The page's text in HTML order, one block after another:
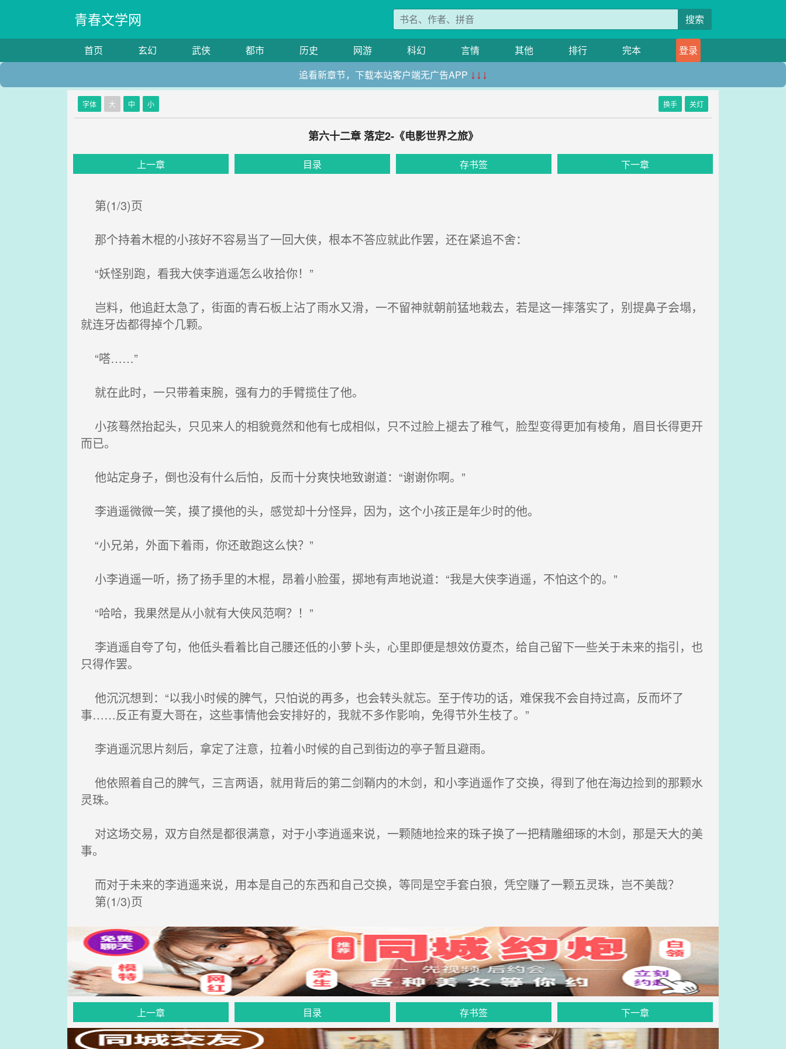
青春文学网 搜索
首页 玄幻 武侠 都市 历史 网游 科幻 言情 其他 排行 完本
登录
追看新章节，下载本站客户端无广告APP ↓↓↓
字体 大 中 小 换手 关灯
第六十二章 落定2-《电影世界之旅》
上一章 目录 存书签 下一章
第(1/3)页
那个持着木棍的小孩好不容易当了一回大侠，根本不答应就此作罢，还在紧追不舍：
“妖怪别跑，看我大侠李逍遥怎么收拾你！”
岂料，他追赶太急了，街面的青石板上沾了雨水又滑，一不留神就朝前猛地栽去，若是这一摔落实了，别提鼻子会塌，
就连牙齿都得掉个几颗。
“嗒……”
就在此时，一只带着束腕，强有力的手臂揽住了他。
小孩蓦然抬起头，只见来人的相貌竟然和他有七成相似，只不过脸上褪去了稚气，脸型变得更加有棱角，眉目长得更开
而已。
他站定身子，倒也没有什么后怕，反而十分爽快地致谢道：“谢谢你啊。”
李逍遥微微一笑，摸了摸他的头，感觉却十分怪异，因为，这个小孩正是年少时的他。
“小兄弟，外面下着雨，你还敢跑这么快？”
小李逍遥一听，扬了扬手里的木棍，昂着小脸蛋，掷地有声地说道：“我是大侠李逍遥，不怕这个的。”
“哈哈，我果然是从小就有大侠风范啊？！”
李逍遥自夸了句，他低头看着比自己腰还低的小萝卜头，心里即便是想效仿夏杰，给自己留下一些关于未来的指引，也
只得作罢。
他沉沉想到：“以我小时候的脾气，只怕说的再多，也会转头就忘。至于传功的话，难保我不会自持过高，反而坏了
事……反正有夏大哥在，这些事情他会安排好的，我就不多作影响，免得节外生枝了。”
李逍遥沉思片刻后，拿定了注意，拉着小时候的自己到街边的亭子暂且避雨。
他依照着自己的脾气，三言两语，就用背后的第二剑鞘内的木剑，和小李逍遥作了交换，得到了他在海边捡到的那颗水
灵珠。
对这场交易，双方自然是都很满意，对于小李逍遥来说，一颗随地捡来的珠子换了一把精雕细琢的木剑，那是天大的美
事。
而对于未来的李逍遥来说，用本是自己的东西和自己交换，等同是空手套白狼，凭空赚了一颗五灵珠，岂不美哉？
第(1/3)页
上一章 目录 存书签 下一章